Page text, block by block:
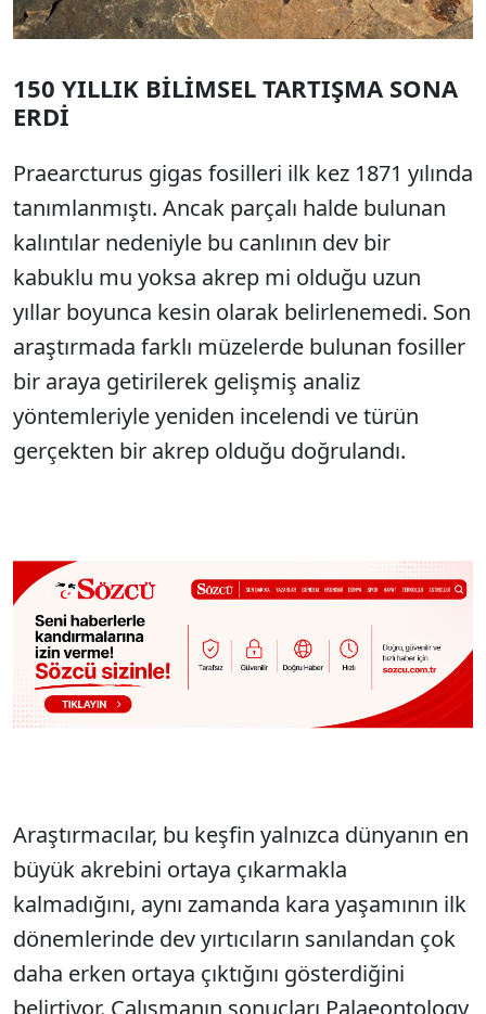
150 YILLIK BİLİMSEL TARTIŞMA SONA
ERDİ
Praearcturus gigas fosilleri ilk kez 1871 yılında
tanımlanmıştı. Ancak parçalı halde bulunan
kalıntılar nedeniyle bu canlının dev bir
kabuklu mu yoksa akrep mi olduğu uzun
yıllar boyunca kesin olarak belirlenemedi. Son
araştırmada farklı müzelerde bulunan fosiller
bir araya getirilerek gelişmiş analiz
yöntemleriyle yeniden incelendi ve türün
gerçekten bir akrep olduğu doğrulandı.
Araştırmacılar, bu keşfin yalnızca dünyanın en
büyük akrebini ortaya çıkarmakla
kalmadığını, aynı zamanda kara yaşamının ilk
dönemlerinde dev yırtıcıların sanılandan çok
daha erken ortaya çıktığını gösterdiğini
belirtiyor. Çalışmanın sonuçları Palaeontology